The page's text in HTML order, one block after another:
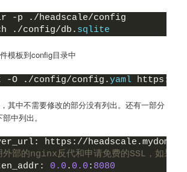
-p ./headscale/config
./config/db. sqlite
模板到config目录中
-O ./config/config.yaml https:
其中不需要修改的部分没有列出。还有一部分
中列出。
https: //
外部的nginx反代和申请免费的SSL，如果
0.0 . 0.0 : 8080